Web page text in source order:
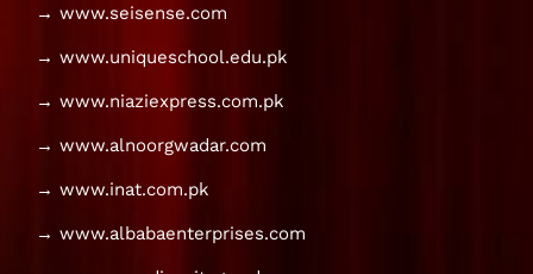
→ www.seisense.com
→ www.uniqueschool.edu.pk
→ www.niaziexpress.com.pk
→ www.alnoorgwadar.com
→ www.inat.com.pk
→ www.albabaenterprises.com